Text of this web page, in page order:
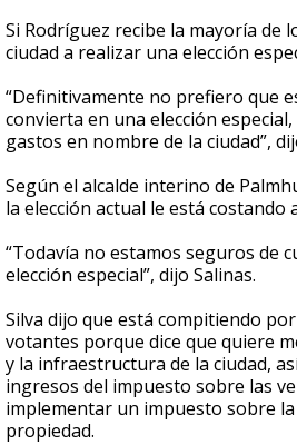
Si Rodríguez recibe la mayoría de
ciudad a realizar una elección
“Definitivamente no prefiero que
convierta en una elección
gastos en nombre de la ciudad”,
Según el alcalde interino de
la elección actual le está costando
“Todavía no estamos seguros de
elección especial”, dijo Salinas.
Silva dijo que está compitiendo
votantes porque dice que quiere
y la infraestructura de la ciudad,
ingresos del impuesto sobre las
implementar un impuesto sobre
propiedad.